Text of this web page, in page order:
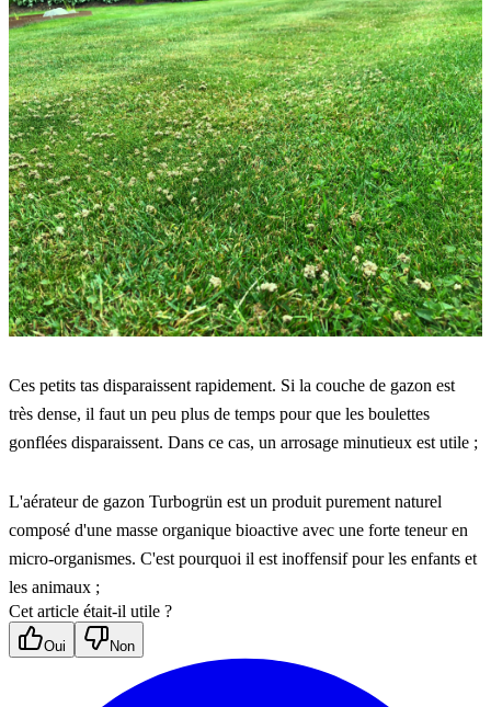
Ces petits tas disparaissent rapidement. Si la couche de gazon est
très dense, il faut un peu plus de temps pour que les boulettes
gonflées disparaissent. Dans ce cas, un arrosage minutieux est utile ;
L'aérateur de gazon Turbogrün est un produit purement naturel
composé d'une masse organique bioactive avec une forte teneur en
micro-organismes. C'est pourquoi il est inoffensif pour les enfants et
les animaux ;
Cet article était-il utile ?
Oui Non